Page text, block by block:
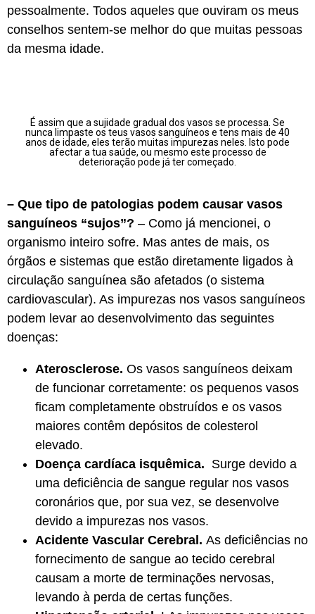
pessoalmente. Todos aqueles que ouviram os meus
conselhos sentem-se melhor do que muitas pessoas
da mesma idade.
É assim que a sujidade gradual dos vasos se processa. Se
nunca limpaste os teus vasos sanguíneos e tens mais de 40
anos de idade, eles terão muitas impurezas neles. Isto pode
afectar a tua saúde, ou mesmo este processo de
deterioração pode já ter começado.
– Que tipo de patologias podem causar vasos
sanguíneos “sujos”? – Como já mencionei, o
organismo inteiro sofre. Mas antes de mais, os
órgãos e sistemas que estão diretamente ligados à
circulação sanguínea são afetados (o sistema
cardiovascular). As impurezas nos vasos sanguíneos
podem levar ao desenvolvimento das seguintes
doenças:
Aterosclerose. Os vasos sanguíneos deixam
de funcionar corretamente: os pequenos vasos
ficam completamente obstruídos e os vasos
maiores contêm depósitos de colesterol
elevado.
Doença cardíaca isquêmica. Surge devido a
uma deficiência de sangue regular nos vasos
coronários que, por sua vez, se desenvolve
devido a impurezas nos vasos.
Acidente Vascular Cerebral. As deficiências no
fornecimento de sangue ao tecido cerebral
causam a morte de terminações nervosas,
levando à perda de certas funções.